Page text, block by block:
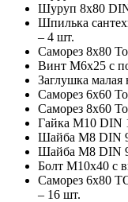
Шуруп 8х80 DIN
Шпилька
– 4 шт.
Саморез 8х80
Винт М6х25 с
Заглушка малая
Саморез 6х60
Саморез 8х60
Гайка М10 DIN
Шайба М8 DIN
Шайба М8 DIN
Болт М10х40 с
Саморез 6х80
– 16 шт.